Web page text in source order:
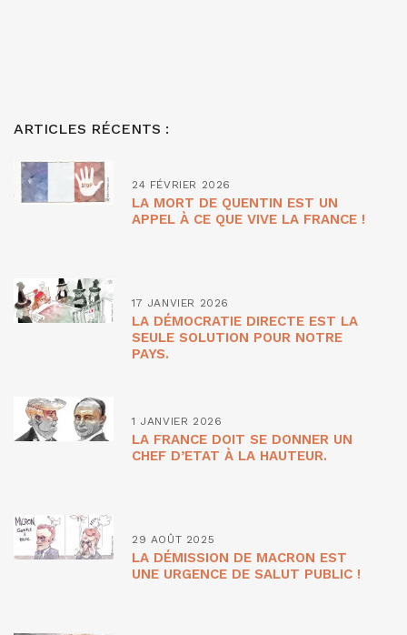
ARTICLES RÉCENTS :
24 FÉVRIER 2026
LA MORT DE QUENTIN EST UN
APPEL À CE QUE VIVE LA FRANCE !
17 JANVIER 2026
LA DÉMOCRATIE DIRECTE EST LA
SEULE SOLUTION POUR NOTRE
PAYS.
1 JANVIER 2026
LA FRANCE DOIT SE DONNER UN
CHEF D’ETAT À LA HAUTEUR.
29 AOÛT 2025
LA DÉMISSION DE MACRON EST
UNE URGENCE DE SALUT PUBLIC !